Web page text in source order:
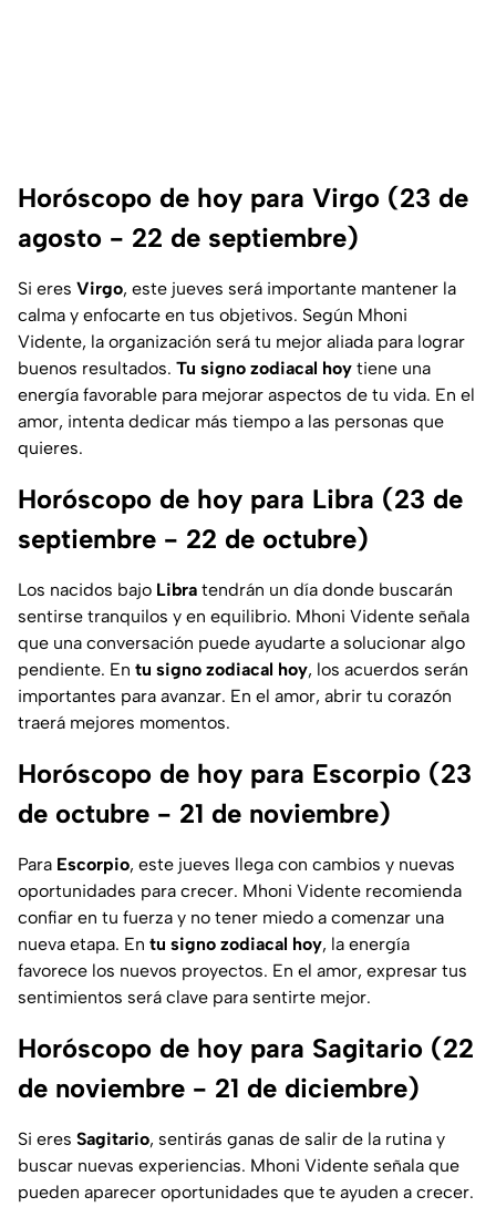
Horóscopo de hoy para Virgo (23 de
agosto - 22 de septiembre)
Si eres Virgo, este jueves será importante mantener la
calma y enfocarte en tus objetivos. Según Mhoni
Vidente, la organización será tu mejor aliada para lograr
buenos resultados. Tu signo zodiacal hoy tiene una
energía favorable para mejorar aspectos de tu vida. En el
amor, intenta dedicar más tiempo a las personas que
quieres.
Horóscopo de hoy para Libra (23 de
septiembre - 22 de octubre)
Los nacidos bajo Libra tendrán un día donde buscarán
sentirse tranquilos y en equilibrio. Mhoni Vidente señala
que una conversación puede ayudarte a solucionar algo
pendiente. En tu signo zodiacal hoy, los acuerdos serán
importantes para avanzar. En el amor, abrir tu corazón
traerá mejores momentos.
Horóscopo de hoy para Escorpio (23
de octubre - 21 de noviembre)
Para Escorpio, este jueves llega con cambios y nuevas
oportunidades para crecer. Mhoni Vidente recomienda
confiar en tu fuerza y no tener miedo a comenzar una
nueva etapa. En tu signo zodiacal hoy, la energía
favorece los nuevos proyectos. En el amor, expresar tus
sentimientos será clave para sentirte mejor.
Horóscopo de hoy para Sagitario (22
de noviembre - 21 de diciembre)
Si eres Sagitario, sentirás ganas de salir de la rutina y
buscar nuevas experiencias. Mhoni Vidente señala que
pueden aparecer oportunidades que te ayuden a crecer.